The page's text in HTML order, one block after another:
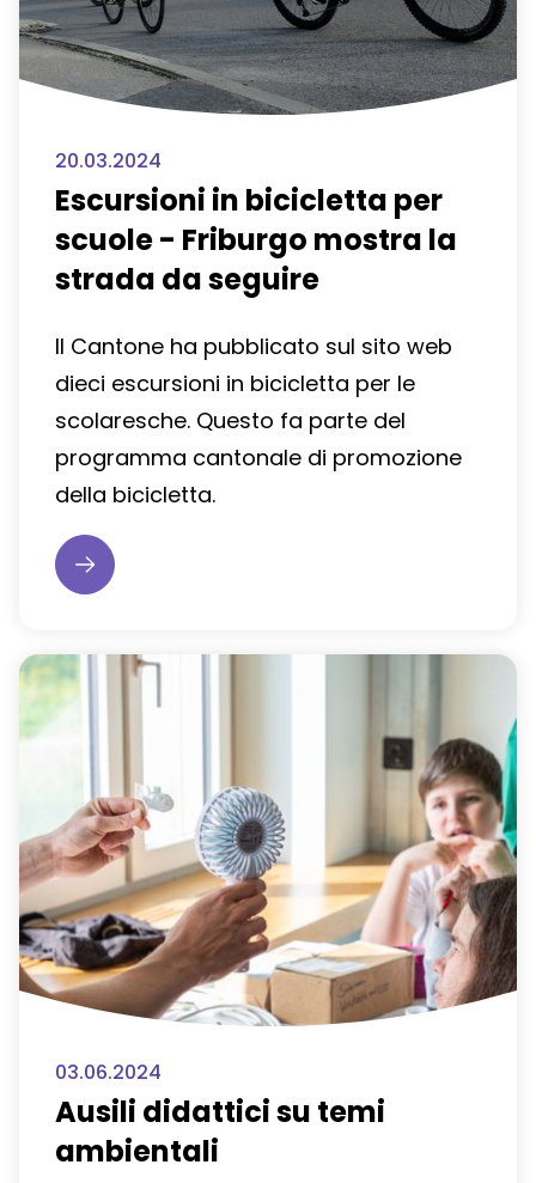
20.03.2024
Escursioni in bicicletta per
scuole - Friburgo mostra la
strada da seguire
Il Cantone ha pubblicato sul sito web
dieci escursioni in bicicletta per le
scolaresche. Questo fa parte del
programma cantonale di promozione
della bicicletta.
03.06.2024
Ausili didattici su temi
ambientali